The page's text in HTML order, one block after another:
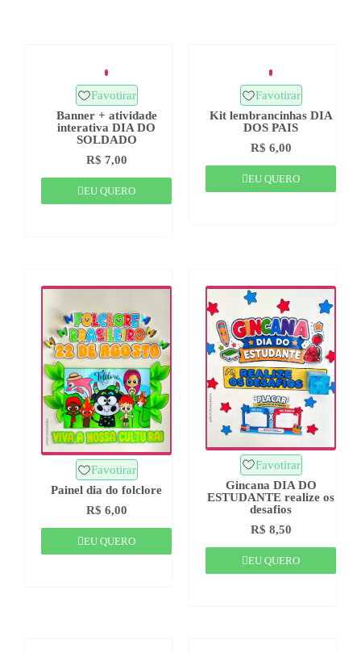
Favotirar
Banner + atividade
interativa DIA DO
SOLDADO
R$ 7,00
EU QUERO
Favotirar
Kit lembrancinhas DIA
DOS PAIS
R$ 6,00
EU QUERO
Favotirar
Painel dia do folclore
R$ 6,00
EU QUERO
Favotirar
Gincana DIA DO
ESTUDANTE realize os
desafios
R$ 8,50
EU QUERO